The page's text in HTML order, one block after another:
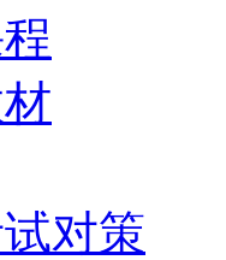
对策